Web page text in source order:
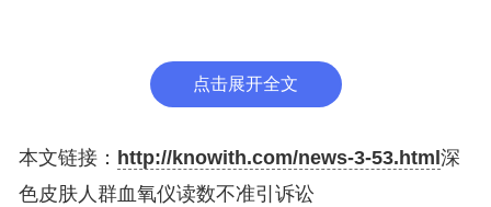
事实上，血氧仪的上述问题早就被研究人员发现并研
究过，但直到新冠疫情暴发后才受到关注。
点击展开全文
本文链接： http://knowith.com/news-3-53.html 深
色皮肤人群血氧仪读数不准引诉讼